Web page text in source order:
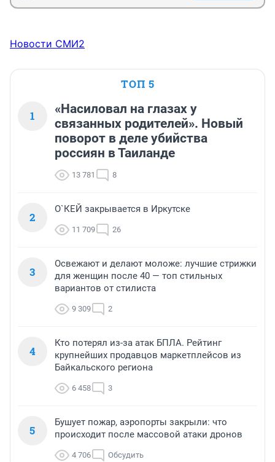
Новости СМИ2
ТОП 5
1
«Насиловал на глазах у
связанных родителей». Новый
поворот в деле убийства
россиян в Таиланде
13 781 8
2
О`КЕЙ закрывается в Иркутске
11 709 26
3
Освежают и делают моложе: лучшие стрижки
для женщин после 40 — топ стильных
вариантов от стилиста
9 309 2
4
Кто потерял из-за атак БПЛА. Рейтинг
крупнейших продавцов маркетплейсов из
Байкальского региона
6 458 3
5
Бушует пожар, аэропорты закрыли: что
происходит после массовой атаки дронов
4 706 Обсудить